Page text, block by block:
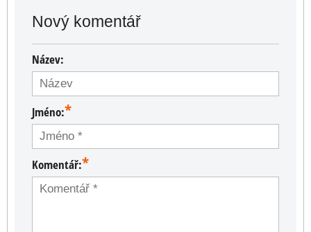
Nový komentář
Název:
Jméno:*
Komentář:*